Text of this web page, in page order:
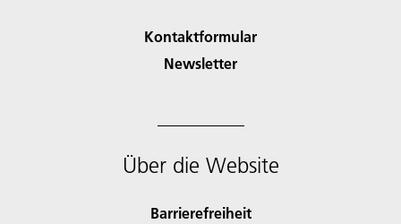
Kontaktformular
Newsletter
Über die Website
Barrierefreiheit